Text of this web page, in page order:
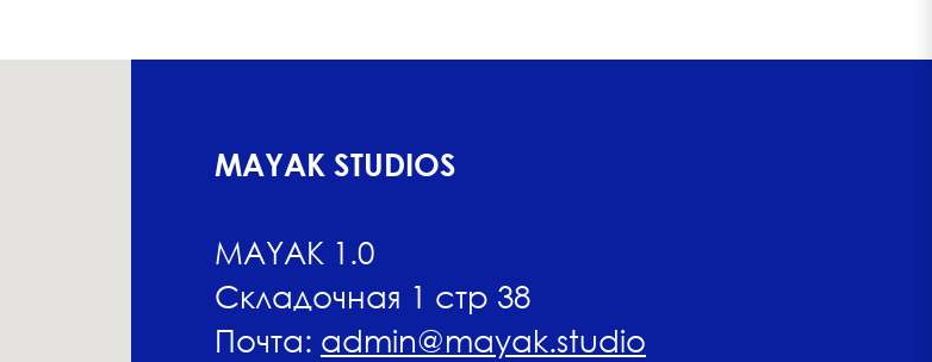
MAYAK STUDIOS
MAYAK 1.0
Складочная 1 стр 38
Почта: admin@mayak.studio